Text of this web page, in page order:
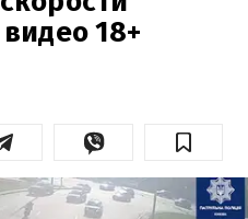
18+